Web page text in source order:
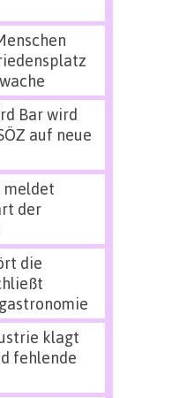
Bar wird
auf neue
meldet
der
die
klagt
fehlende